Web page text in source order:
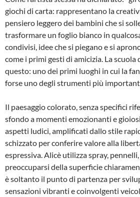
giochi di carta: rappresentano la
pensiero leggero dei bambini che si
trasformare un foglio bianco in
condivisi, idee che si piegano e si
come i primi gesti di amicizia. La scuola
questo: uno dei primi luoghi in cui la
forse uno degli strumenti più importanti
Il paesaggio colorato, senza specifici
sfondo a momenti emozionanti e
aspetti ludici, amplificati dallo stile
schizzato per conferire valore alla
espressiva. Alicè utilizza spray,
preoccuparsi della superficie
è soltanto il punto di partenza per
sensazioni vibranti e coinvolgenti